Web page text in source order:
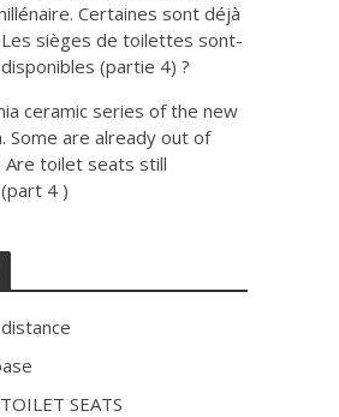
Certaines sont déjà
sièges de toilettes sont-
(partie 4) ?
ceramic series of the new
Some are already out of
Are toilet seats still
4 )
SEATS